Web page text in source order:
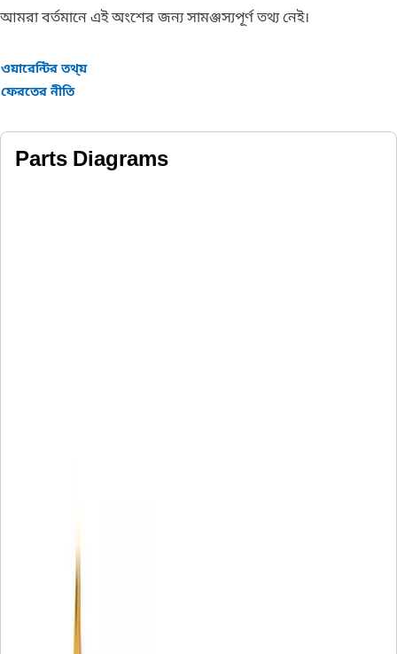
আমরা বর্তমানে এই অংশের জন্য সামঞ্জস্যপূর্ণ তথ্য নেই।
ওয়ারেন্টির তথ্য়
ফেরতের নীতি
Parts Diagrams